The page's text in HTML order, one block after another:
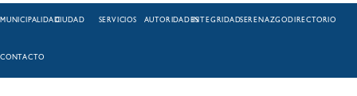
MUNICIPALIDADCIUDAD SERVICIOS AUTORIDADESINTEGRIDADSERENAZGODIRECTORIO
CONTACTO